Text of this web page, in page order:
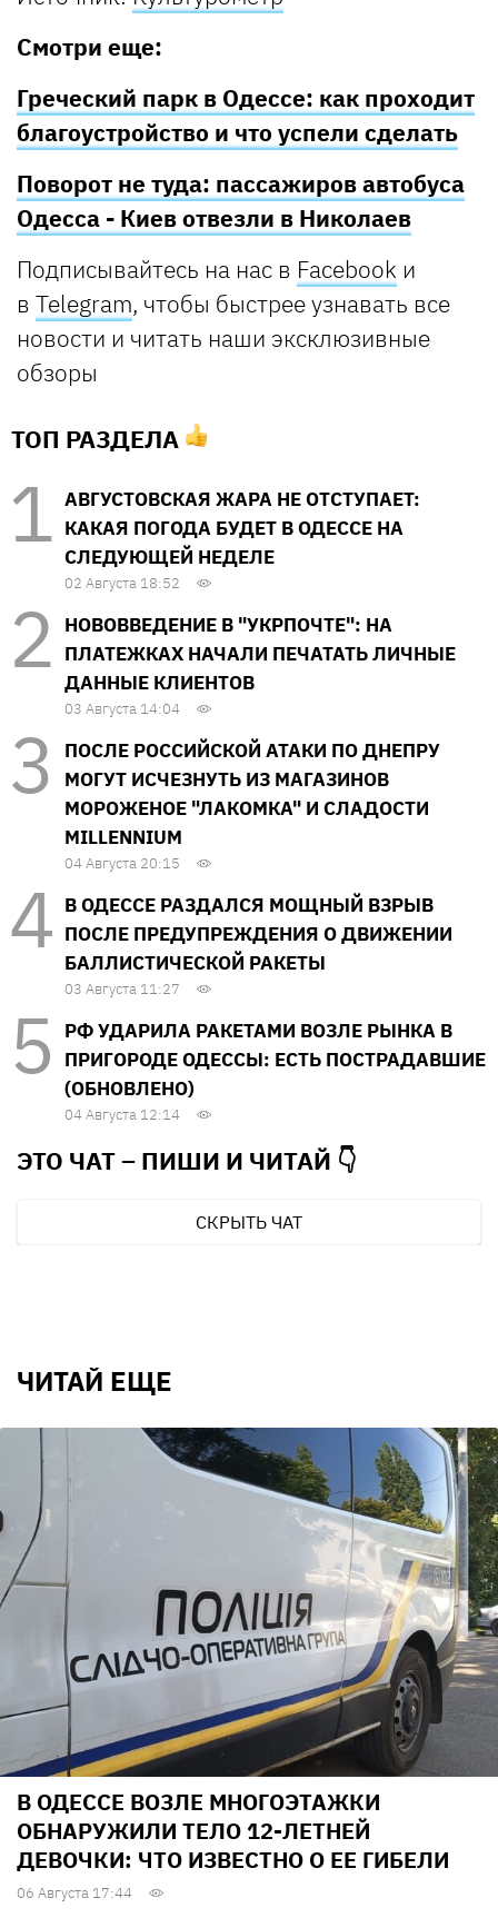
Смотри еще:
Греческий парк в Одессе: как проходит
благоустройство и что успели сделать
Поворот не туда: пассажиров автобуса
Одесса - Киев отвезли в Николаев
Подписывайтесь на нас в Facebook и
в Telegram, чтобы быстрее узнавать все
новости и читать наши эксклюзивные
обзоры
ТОП РАЗДЕЛА
АВГУСТОВСКАЯ ЖАРА НЕ ОТСТУПАЕТ:
КАКАЯ ПОГОДА БУДЕТ В ОДЕССЕ НА
СЛЕДУЮЩЕЙ НЕДЕЛЕ
02 Августа 18:52
НОВОВВЕДЕНИЕ В "УКРПОЧТЕ": НА
ПЛАТЕЖКАХ НАЧАЛИ ПЕЧАТАТЬ ЛИЧНЫЕ
ДАННЫЕ КЛИЕНТОВ
03 Августа 14:04
ПОСЛЕ РОССИЙСКОЙ АТАКИ ПО ДНЕПРУ
МОГУТ ИСЧЕЗНУТЬ ИЗ МАГАЗИНОВ
МОРОЖЕНОЕ "ЛАКОМКА" И СЛАДОСТИ
MILLENNIUM
04 Августа 20:15
В ОДЕССЕ РАЗДАЛСЯ МОЩНЫЙ ВЗРЫВ
ПОСЛЕ ПРЕДУПРЕЖДЕНИЯ О ДВИЖЕНИИ
БАЛЛИСТИЧЕСКОЙ РАКЕТЫ
03 Августа 11:27
РФ УДАРИЛА РАКЕТАМИ ВОЗЛЕ РЫНКА В
ПРИГОРОДЕ ОДЕССЫ: ЕСТЬ ПОСТРАДАВШИЕ
(ОБНОВЛЕНО)
04 Августа 12:14
ЭТО ЧАТ – ПИШИ И ЧИТАЙ 👇
СКРЫТЬ ЧАТ
ЧИТАЙ ЕЩЕ
В ОДЕССЕ ВОЗЛЕ МНОГОЭТАЖКИ
ОБНАРУЖИЛИ ТЕЛО 12-ЛЕТНЕЙ
ДЕВОЧКИ: ЧТО ИЗВЕСТНО О ЕЕ ГИБЕЛИ
06 Августа 17:44